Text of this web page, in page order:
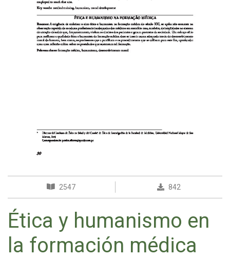
2547 842
Ética y humanismo en
la formación médica